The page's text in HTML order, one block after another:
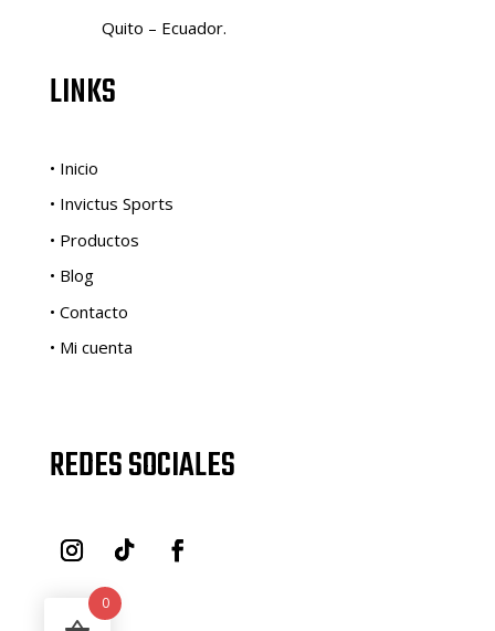
Quito – Ecuador.
LINKS
• Inicio
• Invictus Sports
• Productos
• Blog
• Contacto
• Mi cuenta
REDES SOCIALES
0